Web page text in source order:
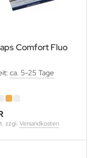
Comfort Fluo
ca. 5-25 Tage
zzgl. Versandkosten